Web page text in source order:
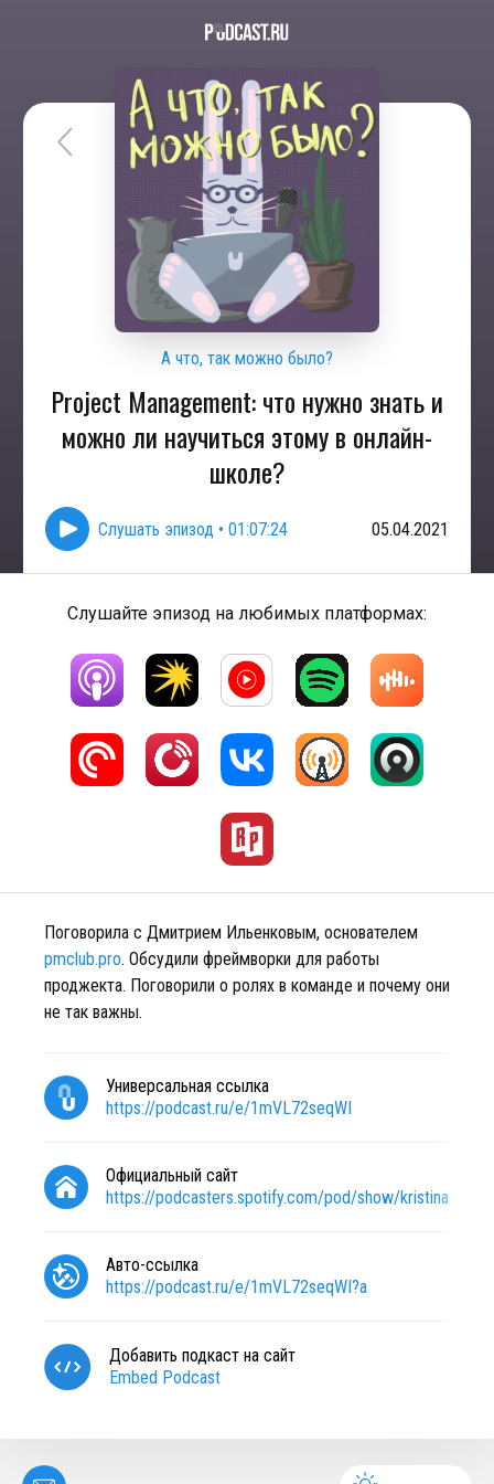
А что, так можно было?
Project Management: что нужно знать и
можно ли научиться этому в онлайн-
школе?
Слушать эпизод • 01:07:24 05.04.2021
Слушайте эпизод на любимых платформах:
Поговорила с Дмитрием Ильенковым, основателем
pmclub.pro. Обсудили фреймворки для работы
проджекта. Поговорили о ролях в команде и почему они
не так важны.
Универсальная ссылка
https://podcast.ru/e/1mVL72seqWI
Официальный сайт
https://podcasters.spotify.com/pod/show/kristina-
Авто-ссылка
https://podcast.ru/e/1mVL72seqWI?a
Добавить подкаст на сайт
Embed Podcast